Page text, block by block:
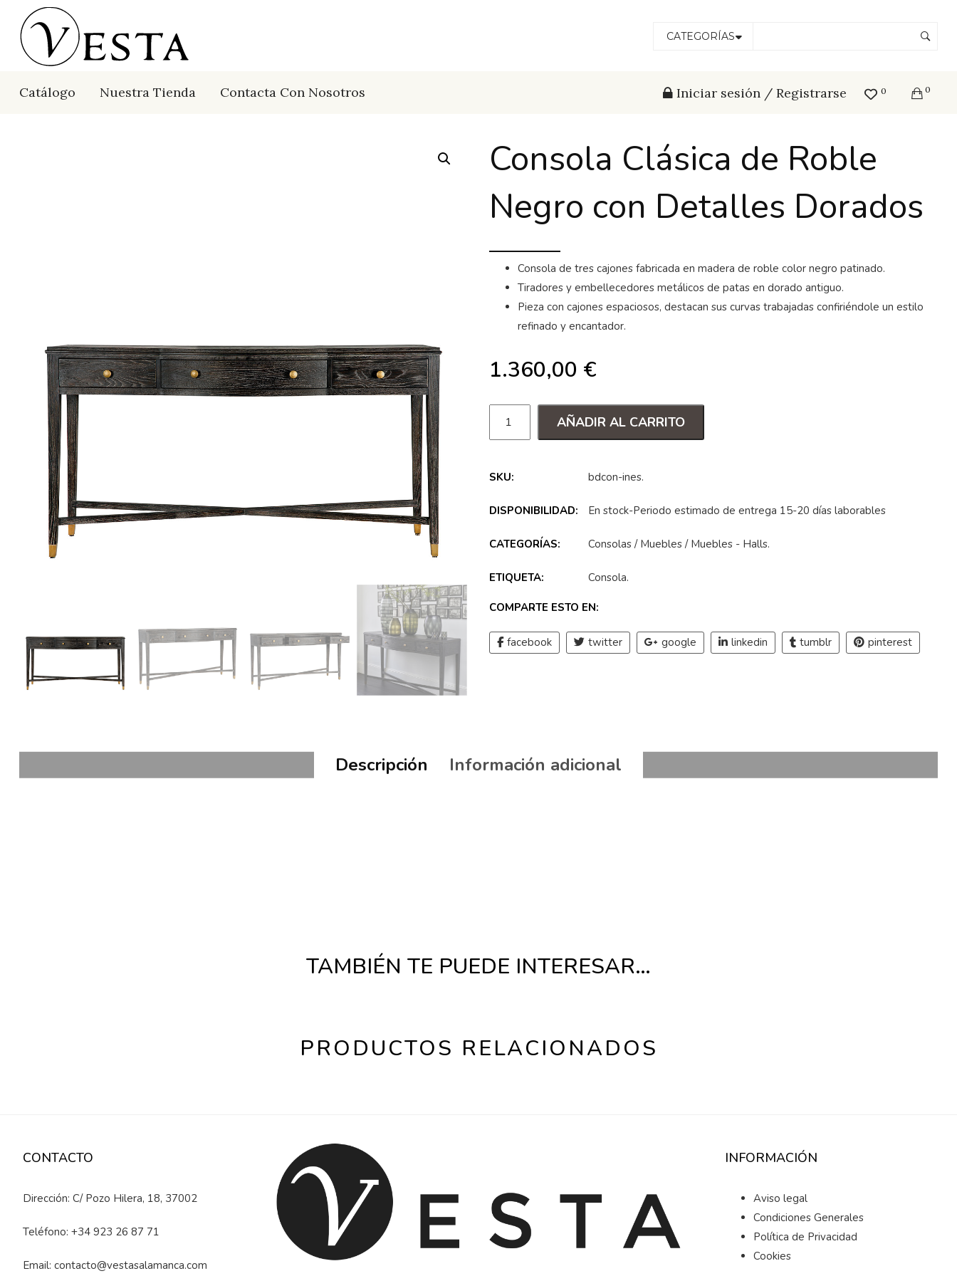
CATEGORÍAS
Catálogo Nuestra Tienda Contacta Con Nosotros Iniciar sesión / Registrarse 0 0
Consola Clásica de Roble
Negro con Detalles Dorados
Consola de tres cajones fabricada en madera de roble color negro patinado.
Tiradores y embellecedores metálicos de patas en dorado antiguo.
Pieza con cajones espaciosos, destacan sus curvas trabajadas confiriéndole un estilo
refinado y encantador.
1.360,00 €
AÑADIR AL CARRITO
SKU: bdcon-ines.
DISPONIBILIDAD: En stock-Periodo estimado de entrega 15-20 días laborables
CATEGORÍAS: Consolas / Muebles / Muebles - Halls.
ETIQUETA: Consola.
COMPARTE ESTO EN:
facebook twitter google linkedin tumblr pinterest
Descripción Información adicional
TAMBIÉN TE PUEDE INTERESAR…
PRODUCTOS RELACIONADOS
CONTACTO
Dirección: C/ Pozo Hilera, 18, 37002
Teléfono: +34 923 26 87 71
Email: contacto@vestasalamanca.com
INFORMACIÓN
Aviso legal
Condiciones Generales
Política de Privacidad
Cookies